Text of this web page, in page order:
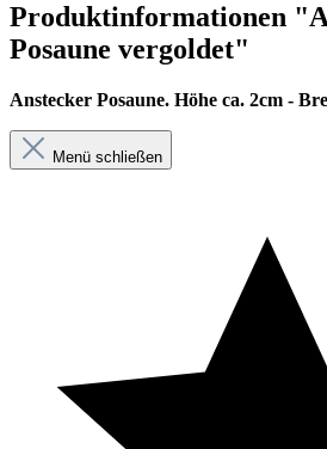
Produktinformationen
Posaune vergoldet"
Anstecker Posaune. Höhe ca. 2cm -
Menü schließen